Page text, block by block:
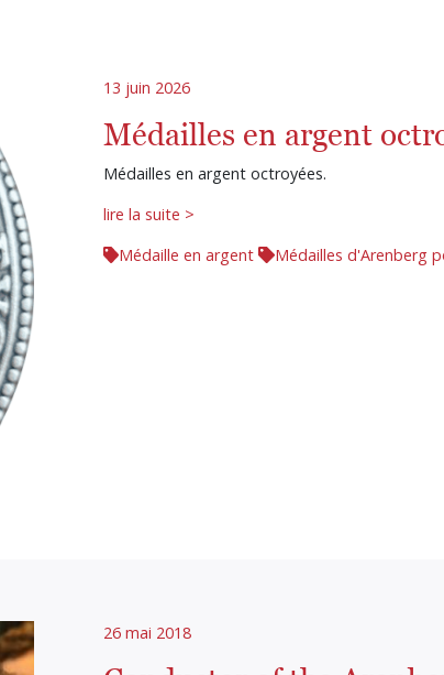
13 juin 2026
Médailles en argent
Médailles en argent octroyées.
lire la suite >
Médaille en argent
Médailles d'Arenberg
26 mai 2018